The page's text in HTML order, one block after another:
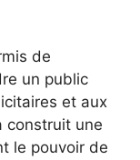
de
un public
et aux
construit une
le pouvoir de